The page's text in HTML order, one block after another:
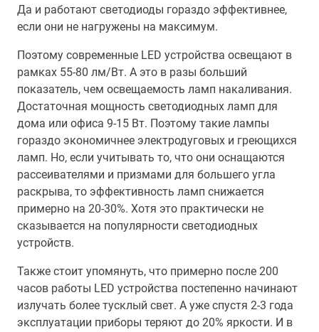
Да и работают светодиоды гораздо эффективнее,
если они не нагружены на максимум.
Поэтому современные LED устройства освещают в
рамках 55-80 лм/Вт. А это в разы больший
показатель, чем освещаемость ламп накаливания.
Достаточная мощность светодиодных ламп для
дома или офиса 9-15 Вт. Поэтому такие лампы
гораздо экономичнее электродуговых и греющихся
ламп. Но, если учитывать то, что они оснащаются
рассеивателями и призмами для большего угла
раскрыва, то эффективность ламп снижается
примерно на 20-30%. Хотя это практически не
сказывается на популярности светодиодных
устройств.
Также стоит упомянуть, что примерно после 200
часов работы LED устройства постепенно начинают
излучать более тусклый свет. А уже спустя 2-3 года
эксплуатации приборы теряют до 20% яркости. И в